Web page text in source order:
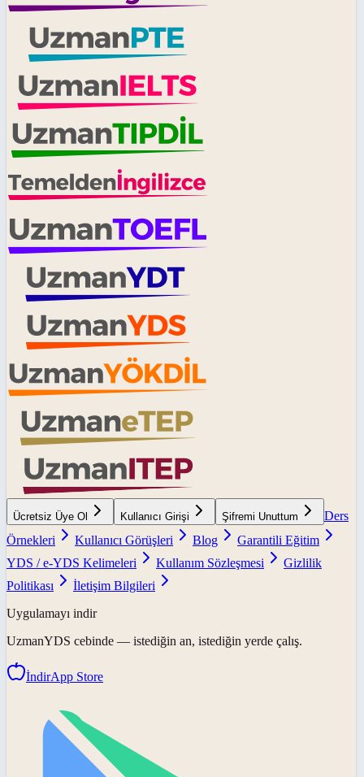
Ücretsiz Üye Ol Kullanıcı Girişi Şifremi Unuttum
Ders
Örnekleri
Kullanıcı Görüşleri Blog
Garantili Eğitim
YDS / e-YDS Kelimeleri
Kullanım Sözleşmesi
Gizlilik
Politikası
İletişim Bilgileri
Uygulamayı indir
UzmanYDS cebinde — istediğin an, istediğin yerde çalış.
İndirApp Store